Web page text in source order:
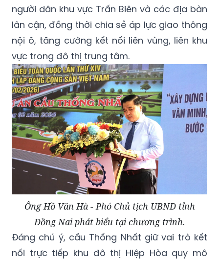
người dân khu vực Trấn Biên và các địa bàn
lân cận, đồng thời chia sẻ áp lực giao thông
nội ô, tăng cường kết nối liên vùng, liên khu
vực trong đô thị trung tâm.
Ông Hồ Văn Hà - Phó Chủ tịch UBND tỉnh
Đồng Nai phát biểu tại chương trình.
Đáng chú ý, cầu Thống Nhất giữ vai trò kết
nối trực tiếp khu đô thị Hiệp Hòa quy mô